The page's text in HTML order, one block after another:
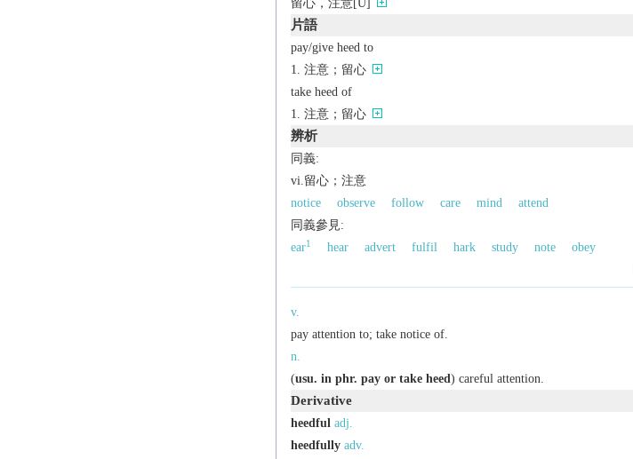
留心，注意[U]
片語
pay/give heed to
注意；留心
take heed of
注意；留心
辨析
同義:
vi.留心；注意
notice
observe follow care mind
attend
同義參見:
ear1 hear advert fulfil hark study note
obey
v.
pay attention to; take notice of.
n.
(usu. in phr. pay or take heed ) careful attention.
Derivative
heedful adj.
heedfully adv.